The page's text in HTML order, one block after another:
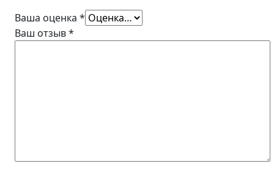
Ваша оценка *
Ваш отзыв*